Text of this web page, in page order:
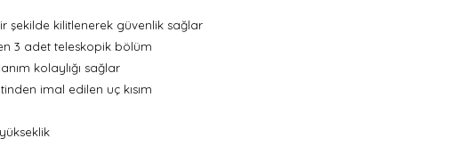
şekilde kilitlenerek güvenlik sağlar
3 adet teleskopik bölüm
kolaylığı sağlar
imal edilen uç kısım